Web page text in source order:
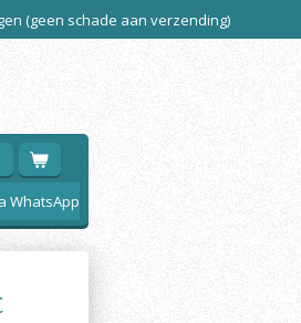
(geen schade aan verzending)
WhatsApp